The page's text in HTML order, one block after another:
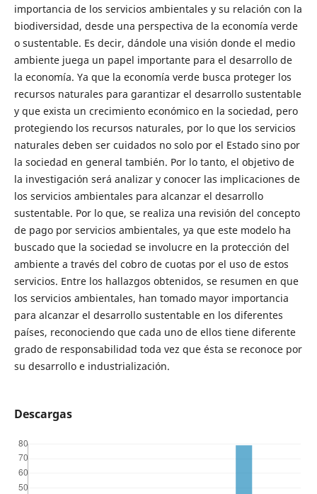
importancia de los servicios ambientales y su relación con la
biodiversidad, desde una perspectiva de la economía verde
o sustentable. Es decir, dándole una visión donde el medio
ambiente juega un papel importante para el desarrollo de
la economía. Ya que la economía verde busca proteger los
recursos naturales para garantizar el desarrollo sustentable
y que exista un crecimiento económico en la sociedad, pero
protegiendo los recursos naturales, por lo que los servicios
naturales deben ser cuidados no solo por el Estado sino por
la sociedad en general también. Por lo tanto, el objetivo de
la investigación será analizar y conocer las implicaciones de
los servicios ambientales para alcanzar el desarrollo
sustentable. Por lo que, se realiza una revisión del concepto
de pago por servicios ambientales, ya que este modelo ha
buscado que la sociedad se involucre en la protección del
ambiente a través del cobro de cuotas por el uso de estos
servicios. Entre los hallazgos obtenidos, se resumen en que
los servicios ambientales, han tomado mayor importancia
para alcanzar el desarrollo sustentable en los diferentes
países, reconociendo que cada uno de ellos tiene diferente
grado de responsabilidad toda vez que ésta se reconoce por
su desarrollo e industrialización.
Descargas